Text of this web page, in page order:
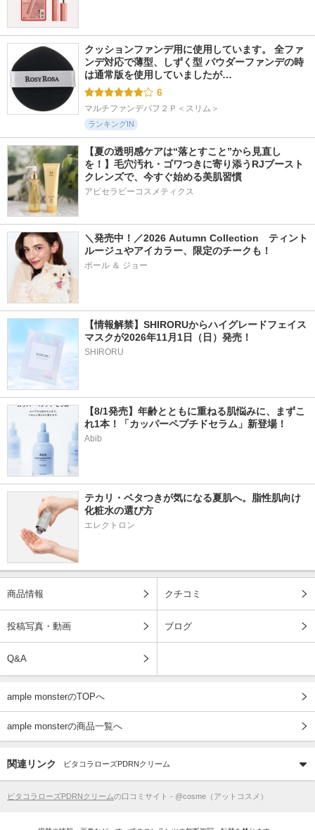
クッションファンデ用に使用しています。 全ファ
ンデ対応で薄型、しずく型 パウダーファンデの時
は通常版を使用していましたが…
6
マルチファンデパフ２Ｐ＜スリム＞
ランキングIN
【夏の透明感ケアは“落とすこと”から見直し
を！】毛穴汚れ・ゴワつきに寄り添うRJブースト
クレンズで、今すぐ始める美肌習慣
アピセラピーコスメティクス
＼発売中！／2026 Autumn Collection　ティント
ルージュやアイカラー、限定のチークも！
ポール ＆ ジョー
【情報解禁】SHIRORUからハイグレードフェイス
マスクが2026年11月1日（日）発売！
SHIRORU
【8/1発売】年齢とともに重ねる肌悩みに、まずこ
れ1本！「カッパーペプチドセラム」新登場！
Abib
テカリ・ベタつきが気になる夏肌へ。脂性肌向け
化粧水の選び方
エレクトロン
商品情報 クチコミ
投稿写真・動画 ブログ
Q&A
ample monsterのTOPへ
ample monsterの商品一覧へ
関連リンク ビタコラローズPDRNクリーム
ビタコラローズPDRNクリームの口コミサイト - @cosme（アットコスメ）